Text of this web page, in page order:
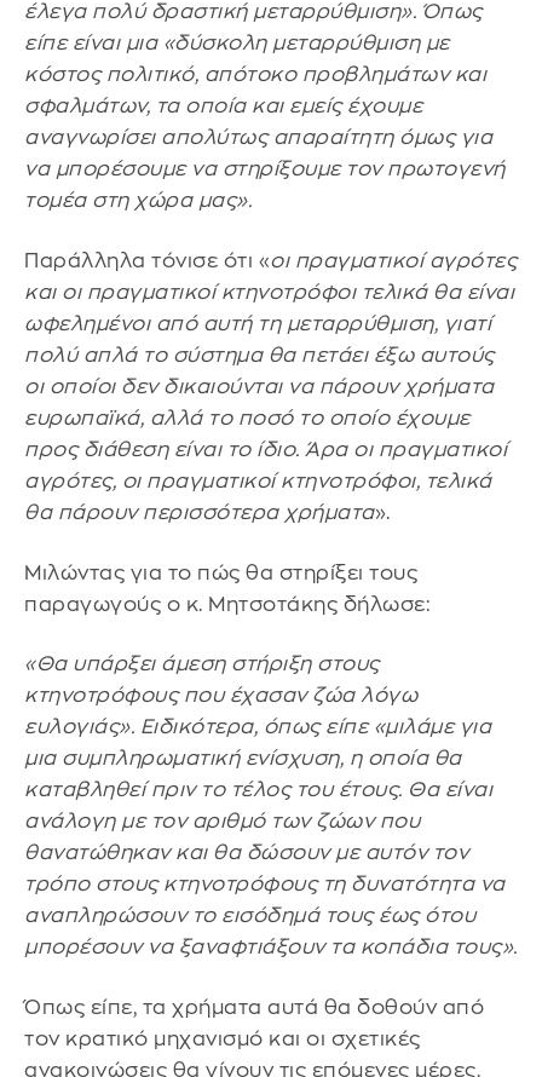
έλεγα πολύ δραστική μεταρρύθμιση». Όπως
είπε είναι μια «δύσκολη μεταρρύθμιση με
κόστος πολιτικό, απότοκο προβλημάτων και
σφαλμάτων, τα οποία και εμείς έχουμε
αναγνωρίσει απολύτως απαραίτητη όμως για
να μπορέσουμε να στηρίξουμε τον πρωτογενή
τομέα στη χώρα μας».
Παράλληλα τόνισε ότι «οι πραγματικοί αγρότες
και οι πραγματικοί κτηνοτρόφοι τελικά θα είναι
ωφελημένοι από αυτή τη μεταρρύθμιση, γιατί
πολύ απλά το σύστημα θα πετάει έξω αυτούς
οι οποίοι δεν δικαιούνται να πάρουν χρήματα
ευρωπαϊκά, αλλά το ποσό το οποίο έχουμε
προς διάθεση είναι το ίδιο. Άρα οι πραγματικοί
αγρότες, οι πραγματικοί κτηνοτρόφοι, τελικά
θα πάρουν περισσότερα χρήματα».
Μιλώντας για το πώς θα στηρίξει τους
παραγωγούς ο κ. Μητσοτάκης δήλωσε:
«Θα υπάρξει άμεση στήριξη στους
κτηνοτρόφους που έχασαν ζώα λόγω
ευλογιάς». Ειδικότερα, όπως είπε «μιλάμε για
μια συμπληρωματική ενίσχυση, η οποία θα
καταβληθεί πριν το τέλος του έτους. Θα είναι
ανάλογη με τον αριθμό των ζώων που
θανατώθηκαν και θα δώσουν με αυτόν τον
τρόπο στους κτηνοτρόφους τη δυνατότητα να
αναπληρώσουν το εισόδημά τους έως ότου
μπορέσουν να ξαναφτιάξουν τα κοπάδια τους».
Όπως είπε, τα χρήματα αυτά θα δοθούν από
τον κρατικό μηχανισμό και οι σχετικές
ανακοινώσεις θα γίνουν τις επόμενες μέρες.